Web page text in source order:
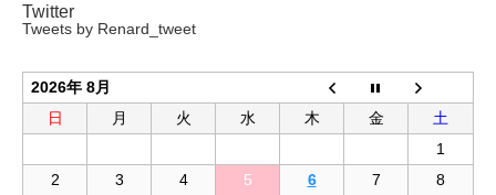
Twitter
Tweets by Renard_tweet
2026年 8月
日
月 火 水 木 金
土
1
2
3 4 5 6 7
8